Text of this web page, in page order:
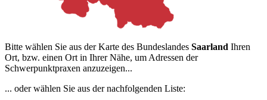
Bitte wählen Sie aus der Karte des Bundeslandes Saarland Ihren
Ort, bzw. einen Ort in Ihrer Nähe, um Adressen der
Schwerpunktpraxen anzuzeigen...
... oder wählen Sie aus der nachfolgenden Liste: